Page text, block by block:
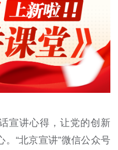
宣讲心得，让党的创新
“北京宣讲”微信公众号